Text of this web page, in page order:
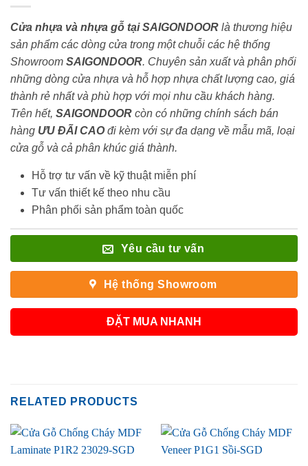
Cửa nhựa và nhựa gỗ tại SAIGONDOOR là thương hiệu
sản phẩm các dòng cửa trong một chuỗi các hệ thống
Showroom SAIGONDOOR. Chuyên sản xuất và phân phối
những dòng cửa nhựa và hỗ hợp nhựa chất lượng cao, giá
thành rẻ nhất và phù hợp với mọi nhu cầu khách hàng.
Trên hết, SAIGONDOOR còn có những chính sách bán
hàng ƯU ĐÃI CAOđi kèm với sự đa dạng về mẫu mã, loại
cửa gỗ và cả phân khúc giá thành.
Hỗ trợ tư vấn về kỹ thuật miễn phí
Tư vấn thiết kế theo nhu cầu
Phân phối sản phẩm toàn quốc
Yêu cầu tư vấn
Hệ thống Showroom
ĐẶT MUA NHANH
RELATED PRODUCTS